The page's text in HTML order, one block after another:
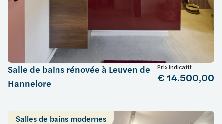
Salle de bains rénovée à Leuven de
Hannelore
Prix indicatif
€ 14.500,00
Salles de bains modernes